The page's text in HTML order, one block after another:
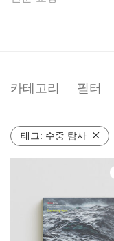
카테고리 필터
태그: 수중 탐사